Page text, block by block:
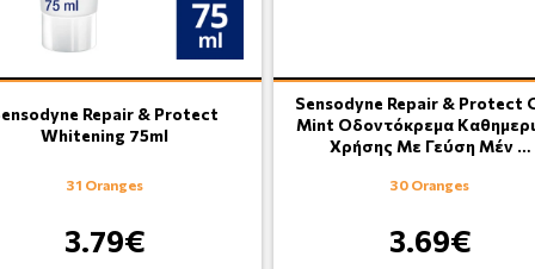
Repair & Protect
Whitening 75ml
31 Oranges
3.79€
Sensodyne Repair & Protect
Mint Οδοντόκρεμα
Xρήσης Με Γεύση Μέν …
30 Oranges
3.69€